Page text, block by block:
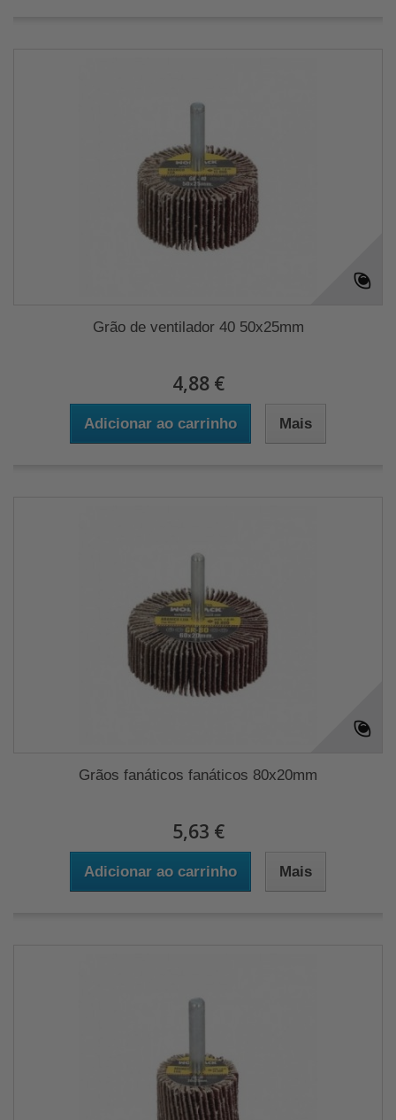
Grão de ventilador 40 50x25mm
4,88 €
Adicionar ao carrinho Mais
Grãos fanáticos fanáticos 80x20mm
5,63 €
Adicionar ao carrinho Mais